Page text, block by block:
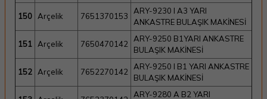
150 Arçelik 7651370153
ARY-9230 I A3 YARI
ANKASTRE BULAŞIK MAKİNESİ
151 Arçelik 7650470142
ARY-9250 B1YARI ANKASTRE
BULAŞIK MAKİNESİ
152 Arçelik 7652270142
ARY-9250 I B1 YARI ANKASTRE
BULAŞIK MAKİNESİ
ARY-9280 A B2 YARI